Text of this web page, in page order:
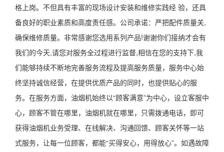
格上岗。不但具有丰富的现场设计安装和维修实践经 验，还具
备良好的职业素质和高度责任感。公司承诺：严把配件质量关,
确保维修质量。非常感谢您选用系列产品!谢谢你们接纳才会有
我们的今天,请您对服务全过程进行监督,相信在您的支持下,我
们能够持续不断地完善服务流程及提高服务质量，服务中心始
终坚持诚信经营，在提供优质产品的同时，也提供贴心的服
务。在服务方面，油烟机始终以“顾客满意”为中心，设立客服中
心，顾客不管在哪里，油烟机就在哪里，只需拨通电话，即可
获得油烟机业务受理、在线解决、沟通回馈、顾客关怀等一站
式服务，让每一位顾客，都能“买得安心，用得放心”。如遇故障